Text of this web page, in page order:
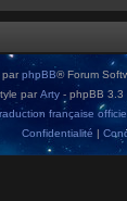
par phpBB® Forum
parArty - phpBB 3.3
française
Confidentialité |